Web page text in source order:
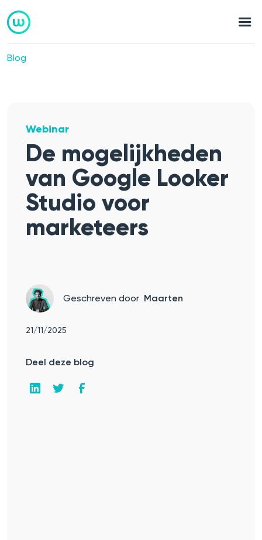
Blog
Webinar
De mogelijkheden
van Google Looker
Studio voor
marketeers
Geschreven door Maarten
21/11/2025
Deel deze blog